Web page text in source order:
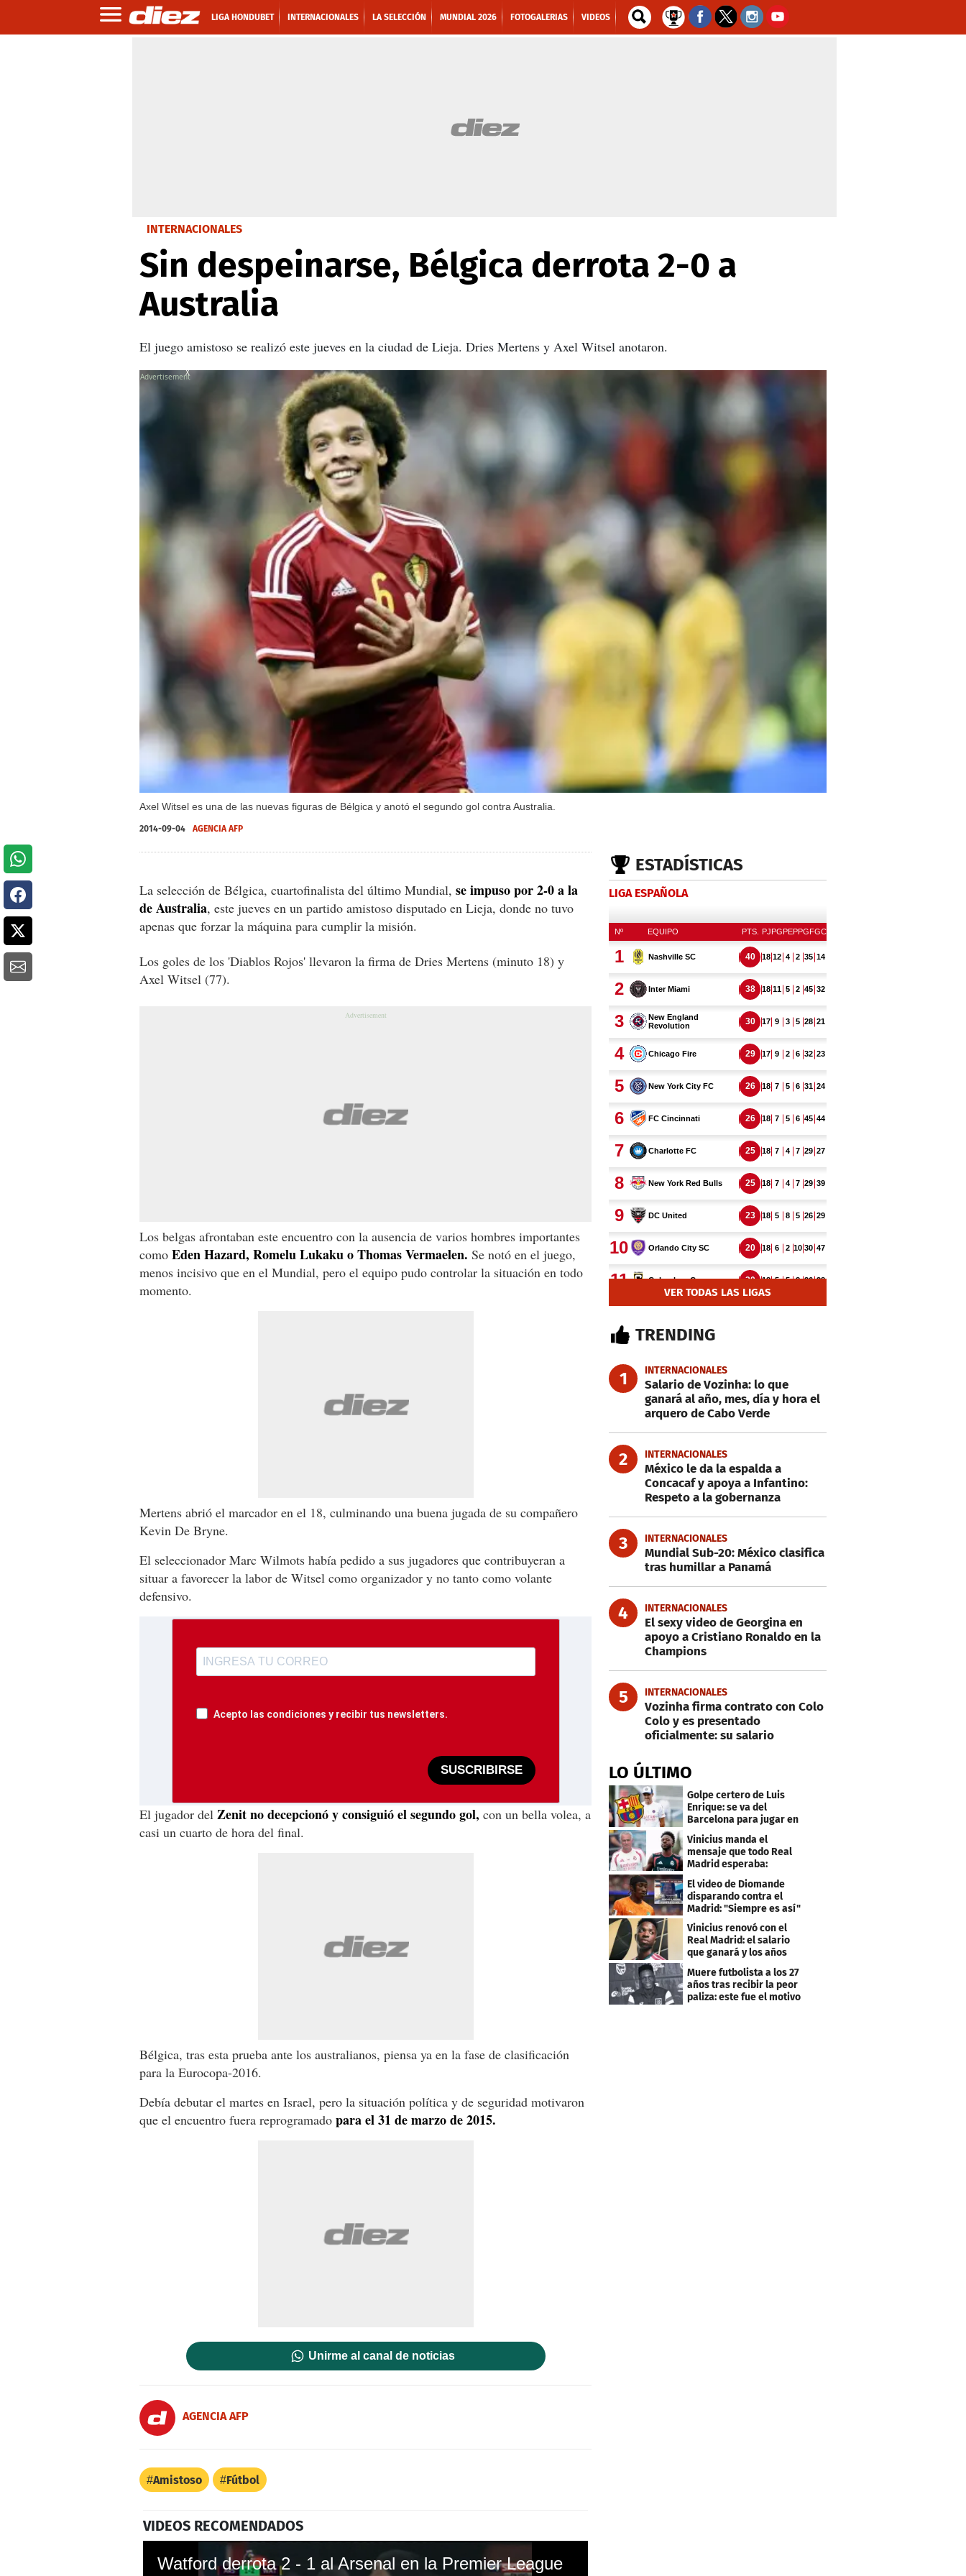
LIGA HONDUBET INTERNACIONALES LA SELECCIÓN MUNDIAL 2026 FOTOGALERIAS VIDEOS
INTERNACIONALES
Sin despeinarse, Bélgica derrota 2-0 a
Australia
El juego amistoso se realizó este jueves en la ciudad de Lieja. Dries Mertens y Axel Witsel anotaron.
Axel Witsel es una de las nuevas figuras de Bélgica y anotó el segundo gol contra Australia.
X
2014-09-04 AGENCIA AFP
La selección de Bélgica, cuartofinalista del último Mundial, se impuso por 2-0 a la
de Australia, este jueves en un partido amistoso disputado en Lieja, donde no tuvo
apenas que forzar la máquina para cumplir la misión.
Los goles de los 'Diablos Rojos' llevaron la firma de Dries Mertens (minuto 18) y
Axel Witsel (77).
Los belgas afrontaban este encuentro con la ausencia de varios hombres importantes
como Eden Hazard, Romelu Lukaku o Thomas Vermaelen. Se notó en el juego,
menos incisivo que en el Mundial, pero el equipo pudo controlar la situación en todo
momento.
Mertens abrió el marcador en el 18, culminando una buena jugada de su compañero
Kevin De Bryne.
El seleccionador Marc Wilmots había pedido a sus jugadores que contribuyeran a
situar a favorecer la labor de Witsel como organizador y no tanto como volante
defensivo.
Acepto las condiciones y recibir tus newsletters.
SUSCRIBIRSE
El jugador del Zenit no decepcionó y consiguió el segundo gol, con un bella volea, a
casi un cuarto de hora del final.
Bélgica, tras esta prueba ante los australianos, piensa ya en la fase de clasificación
para la Eurocopa-2016.
Debía debutar el martes en Israel, pero la situación política y de seguridad motivaron
que el encuentro fuera reprogramado para el 31 de marzo de 2015.
Unirme al canal de noticias
AGENCIA AFP
Amistoso Fútbol
VIDEOS RECOMENDADOS
Watford derrota 2 - 1 al Arsenal en la Premier League
ESTADÍSTICAS
LIGA ESPAÑOLA
VER TODAS LAS LIGAS
TRENDING
1 INTERNACIONALES
Salario de Vozinha: lo que
ganará al año, mes, día y hora el
arquero de Cabo Verde
2 INTERNACIONALES
México le da la espalda a
Concacaf y apoya a Infantino:
Respeto a la gobernanza
3 INTERNACIONALES
Mundial Sub-20: México clasifica
tras humillar a Panamá
4 INTERNACIONALES
El sexy video de Georgina en
apoyo a Cristiano Ronaldo en la
Champions
5 INTERNACIONALES
Vozinha firma contrato con Colo
Colo y es presentado
oficialmente: su salario
LO ÚLTIMO
Golpe certero de Luis
Enrique: se va del
Barcelona para jugar en
el PSG
Vinicius manda el
mensaje que todo Real
Madrid esperaba:
"Mourinho..."
El video de Diomande
disparando contra el
Madrid: "Siempre es así"
Vinicius renovó con el
Real Madrid: el salario
que ganará y los años
Muere futbolista a los 27
años tras recibir la peor
paliza: este fue el motivo